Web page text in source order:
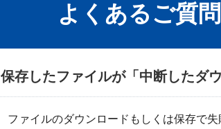
よくあるご質問
保存したファイルが「中断したダ
ファイルのダウンロードもしくは保存で